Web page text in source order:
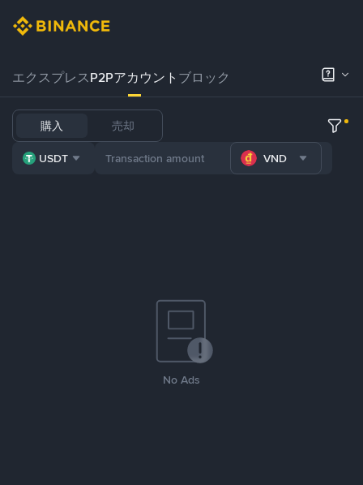
エクスプレスP2Pアカウント ブロック
購入 売却
USDT VND
No Ads